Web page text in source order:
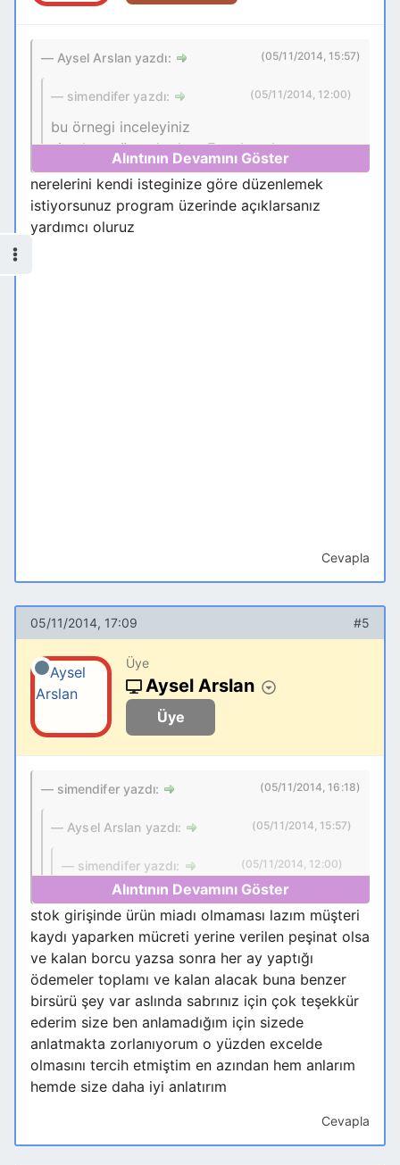
(05/11/2014, 15:57)
Aysel Arslan yazdı:
(05/11/2014, 12:00)
simendifer yazdı:
bu örnegi inceleyiniz
siz bu güne kadarExcelçalışmış sınız
sanırım biraz alışmak zor gelir
formdaAccessdersleri ve video larını
inceleyiniz
MTAKİP benim istediğim şeyi daha iyi karşılıyor
nerelerini kendi isteginize göre düzenlemek
istiyorsunuz program üzerinde açıklarsanız
yardımcı oluruz
Cevapla
05/11/2014, 17:09 #5
Üye
Aysel Arslan
Üye
(05/11/2014, 16:18)
simendifer yazdı:
(05/11/2014, 15:57)
Aysel Arslan yazdı:
(05/11/2014, 12:00)
simendifer yazdı:
bu örnegi inceleyiniz
siz bu güne kadarExcelçalışmış sınız
sanırım biraz alışmak zor gelir
formdaAccessdersleri ve video larını
inceleyiniz
not:
mesaj kotası dolduğundan,
MTAKİP benim istediğim şeyi daha iyi
karşılıyor diğeri sadece veresiye için stok
takibi yok peki ben bu programı kendim
nasıl yapıcam
nerelerini kendi isteginize göre düzenlemek
istiyorsunuz program üzerinde açıklarsanız
yardımcı oluruz
stok girişinde ürün miadı olmaması lazım müşteri
kaydı yaparken mücreti yerine verilen peşinat olsa
ve kalan borcu yazsa sonra her ay yaptığı
ödemeler toplamı ve kalan alacak buna benzer
birsürü şey var aslında sabrınız için çok teşekkür
ederim size ben anlamadığım için sizede
anlatmakta zorlanıyorum o yüzden excelde
olmasını tercih etmiştim en azından hem anlarım
hemde size daha iyi anlatırım
Cevapla